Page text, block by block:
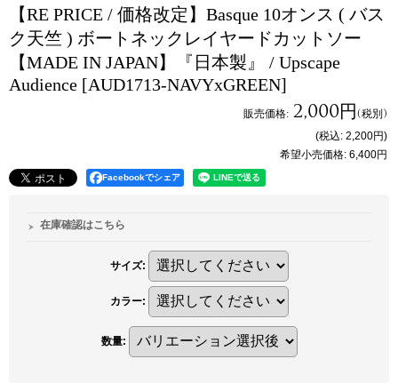
【RE PRICE / 価格改定】Basque 10オンス ( バス
ク天竺 ) ボートネックレイヤードカットソー
【MADE IN JAPAN】『日本製』 / Upscape
Audience [AUD1713-NAVYxGREEN]
販売価格: 2,000円(税別)
(税込: 2,200円)
希望小売価格: 6,400円
Facebookでシェア
在庫確認はこちら
サイズ:
カラー:
数量: